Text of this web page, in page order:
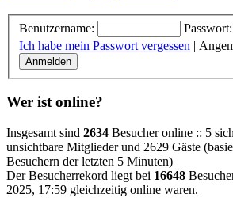
Benutzername:
Passwort:
Ich habe mein Passwort vergessen |
Wer ist online?
Insgesamt sind 2634 Besucher online :: 5
unsichtbare Mitglieder und 2629 Gäste
Besuchern der letzten 5 Minuten)
Der Besucherrekord liegt bei 16648
2025, 17:59 gleichzeitig online waren.